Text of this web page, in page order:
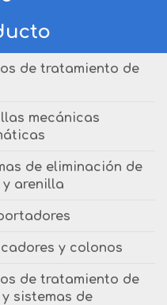
de tratamiento de
mecánicas
de eliminación de
y arenilla
y colonos
de tratamiento de
sistemas de